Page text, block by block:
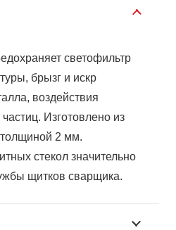
светофильтр
брызг и искр
воздействия
Изготовлено из
толщиной 2 мм.
стекол значительно
щитков сварщика.